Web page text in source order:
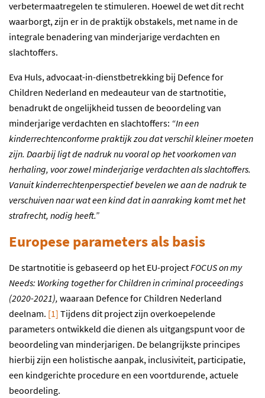
verbetermaatregelen te stimuleren. Hoewelde wet dit recht
waarborgt, zijn er in de praktijkobstakels, met name in de
integrale benadering van minderjarige verdachten en
slachtoffers.
Eva Huls, advocaat-in-dienstbetrekking bij Defence for
Children Nederland en medeauteur van de startnotitie,
benadrukt de ongelijkheid tussen de beoordeling van
minderjarige verdachten en slachtoffers: “In een
kinderrechtenconforme praktijk zou dat verschil kleiner moeten
zijn. Daarbij ligt de nadruk nu vooral op het voorkomen van
herhaling, voor zowel minderjarige verdachten als slachtoffers.
Vanuit kinderrechtenperspectief bevelen we aan de nadruk te
verschuiven naar wat een kind dat in aanraking komt met het
strafrecht, nodig heeft.”
Europese parameters als basis
De startnotitie is gebaseerd op het EU-projectFOCUS on my
Needs: Working together for Children in criminal proceedings
(2020-2021), waaraan Defence for Children Nederland
deelnam. [1] Tijdens dit projectzijn overkoepelende
parameters ontwikkeld die dienen als uitgangspuntvoor de
beoordeling van minderjarigen. De belangrijkste principes
hierbij zijn een holistische aanpak, inclusiviteit, participatie,
een kindgerichte procedure en een voortdurende,actuele
beoordeling.